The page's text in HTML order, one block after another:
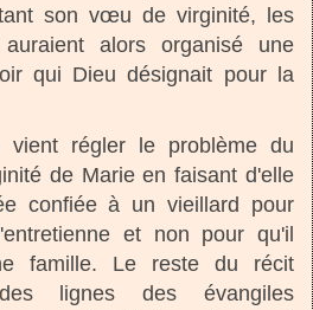
son vœu de virginité, les
alors organisé une
qui Dieu désignait pour la
vient régler le problème du
de Marie en faisant d'elle
confiée à un vieillard pour
et non pour qu'il
famille. Le reste du récit
lignes des évangiles